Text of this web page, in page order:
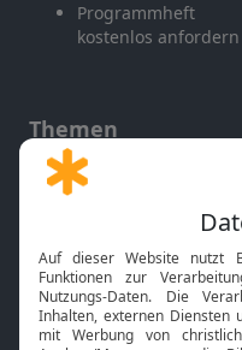
Programmheft
kostenlos anfordern
Themen
Gott und Bibel erklärt
Neuigkeiten